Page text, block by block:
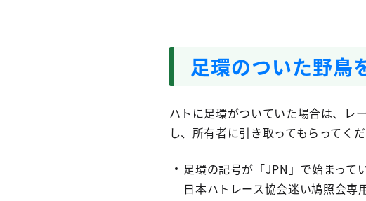
足環のついた野鳥
ハトに足環がついていた場合は、レ
し、所有者に引き取ってもらってくだ
足環の記号が「JPN」で始まって
日本ハトレース協会迷い鳩照会